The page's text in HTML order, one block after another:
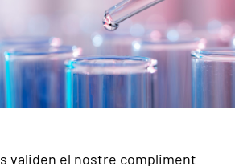
validen el nostre compliment